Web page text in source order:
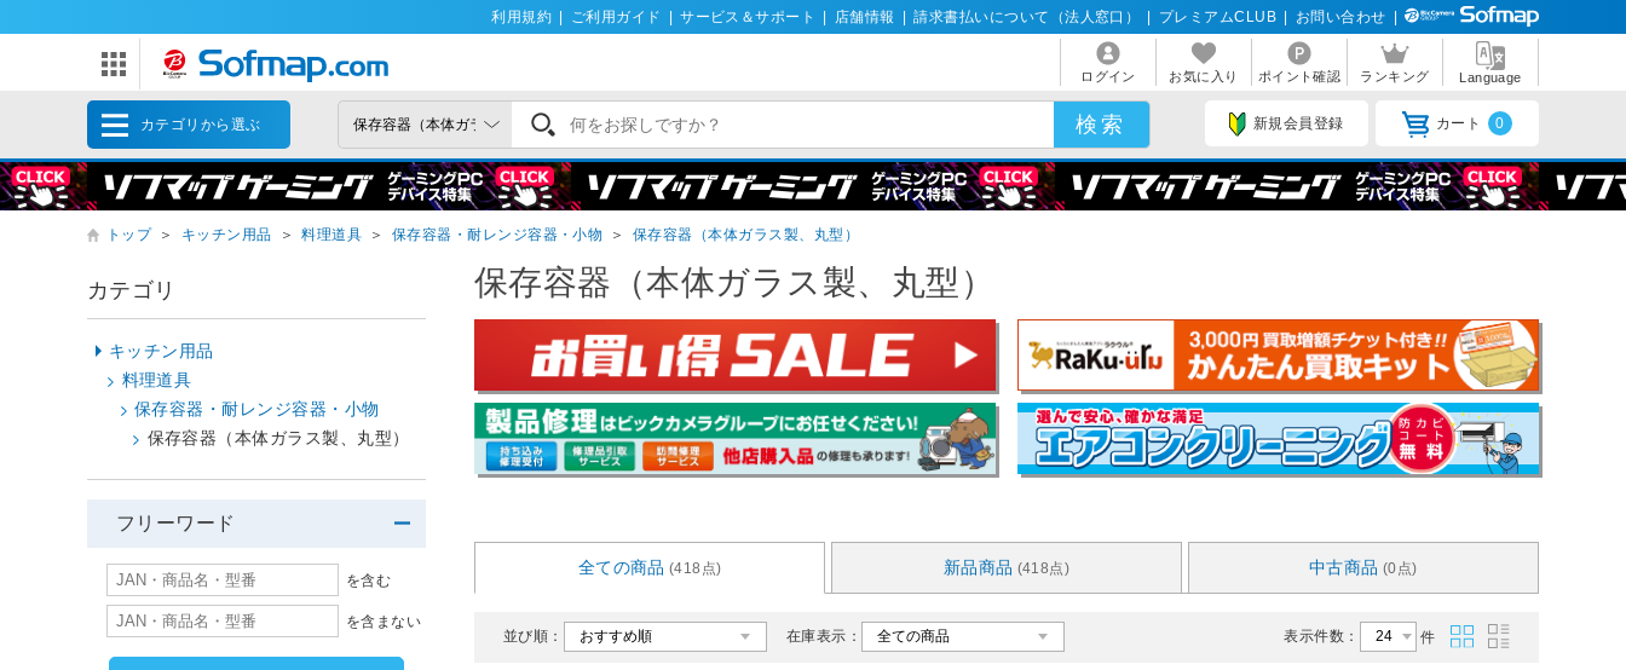
利用規約 ご利用ガイド サービス＆サポート 店舗情報 請求書払いについて（法人窓口） プレミアムCLUB お問い合わせ
ログイン お気に入り ポイント確認 ランキング Language
カテゴリから選ぶ 新規会員登録 カート 0
トップ ＞ キッチン用品 ＞ 料理道具 ＞ 保存容器・耐レンジ容器・小物 ＞ 保存容器（本体ガラス製、丸型）
保存容器（本体ガラス製、丸型）
全ての商品 (418点) 新品商品 (418点) 中古商品 (0点)
並び順： 在庫表示： 表示件数： 件
カテゴリ
キッチン用品
料理道具
保存容器・耐レンジ容器・小物
保存容器（本体ガラス製、丸型）
フリーワード
を含む
を含まない